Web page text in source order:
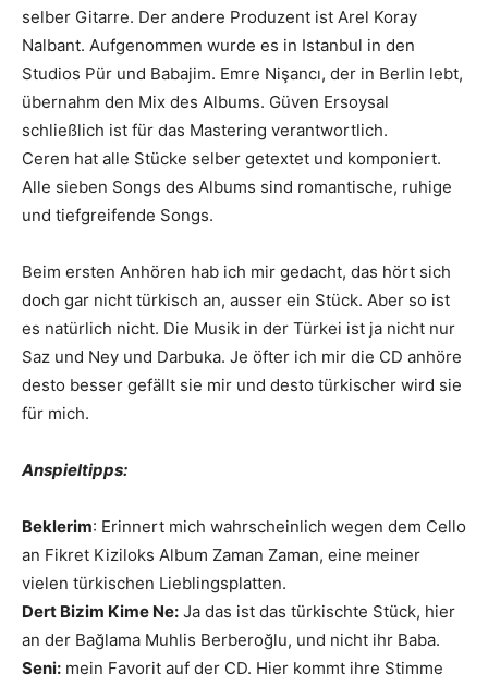
selber Gitarre. Der andere Produzent ist Arel Koray
Nalbant. Aufgenommen wurde es in Istanbul in den
Studios Pür und Babajim. Emre Nişancı, der in Berlin lebt,
übernahm den Mix des Albums. Güven Ersoysal
schließlich ist für das Mastering verantwortlich.
Ceren hat alle Stücke selber getextet und komponiert.
Alle sieben Songs des Albums sind romantische, ruhige
und tiefgreifende Songs.
Beim ersten Anhören hab ich mir gedacht, das hört sich
doch gar nicht türkisch an, ausser ein Stück. Aber so ist
es natürlich nicht. Die Musik in der Türkei ist ja nicht nur
Saz und Ney und Darbuka. Je öfter ich mir die CD anhöre
desto besser gefällt sie mir und desto türkischer wird sie
für mich.
Anspieltipps:
Beklerim: Erinnert mich wahrscheinlich wegen dem Cello
an Fikret Kiziloks Album Zaman Zaman, eine meiner
vielen türkischen Lieblingsplatten.
Dert Bizim Kime Ne: Ja das ist das türkischte Stück, hier
an der Bağlama Muhlis Berberoğlu, und nicht ihr Baba.
Seni: mein Favorit auf der CD. Hier kommt ihre Stimme